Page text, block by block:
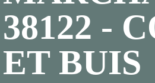
38122 -
ET BUIS